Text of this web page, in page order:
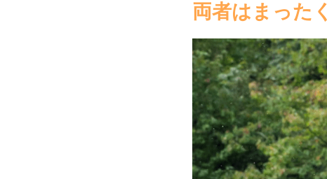
両者はまった